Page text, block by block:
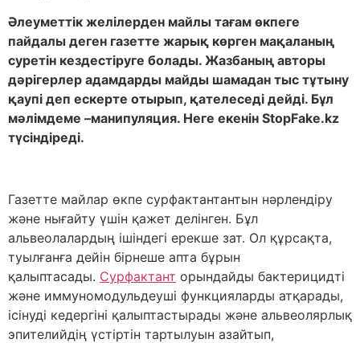
Әлеуметтік желілерден майлы тағам өкпеге
пайдалы деген газетте жарық көрген мақаланың
суретін кездестіруге болады. Жазбаның авторы
дәрігерлер адамдарды майды шамадан тыс тұтыну
қаупі деп ескерте отырып, қателеседі дейді. Бұл
мәлімдеме –манипуляция. Неге екенін StopFake.kz
түсіндіреді.
Газетте майлар өкпе сурфактантантын нәрлендіру
және нығайту үшін қажет делінген. Бұл
альвеолалардың ішіндегі ерекше зат. Ол құрсақта,
туылғанға дейін бірнеше апта бұрын
қалыптасады. Сурфактант орындайды бактерицидті
және иммуномодульдеуші функцияларды атқарады,
ісінуді кедергіні қалыптастырады және альвеолярлық
эпителийдің үстіртін тартылуын азайтып,